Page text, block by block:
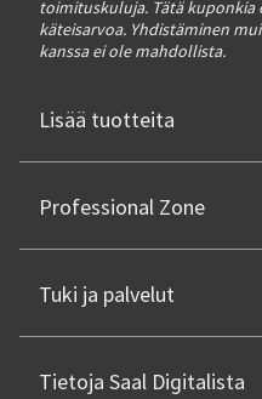
toimituskuluja. Tätä kuponkia
käteisarvoa. Yhdistäminen
kanssa ei ole mahdollista.
Lisää tuotteita
Professional Zone
Tuki ja palvelut
Tietoja Saal Digitalista